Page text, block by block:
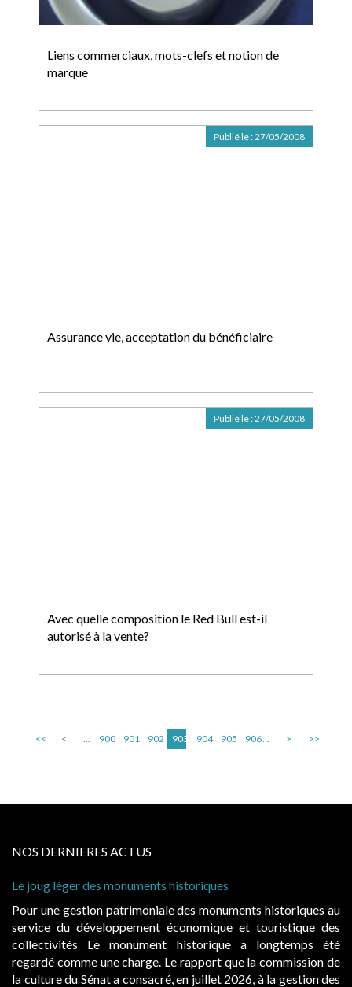
Liens commerciaux, mots-clefs et notion de
marque
Assurance vie, acceptation du bénéficiaire
Publié le :27/05/2008
Avec quelle composition le Red Bull est-il
autorisé à la vente?
Publié le :27/05/2008
<< < ... 900 901 902 903 904 905 906... > >>
NOS DERNIERES ACTUS
Le joug léger des monuments historiques
Pour une gestion patrimoniale des monuments historiques au
service du développement économique et touristique des
collectivités Le monument historique a longtemps été
regardé comme une charge. Le rapport que la commission de
la culture du Sénat a consacré, en juillet 2026, à la gestion des